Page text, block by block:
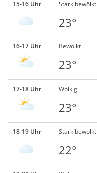
15-16 Uhr Stark bewölkt
23°
16-17 Uhr Bewölkt
23°
17-18 Uhr Wolkig
23°
18-19 Uhr Stark bewölkt
22°